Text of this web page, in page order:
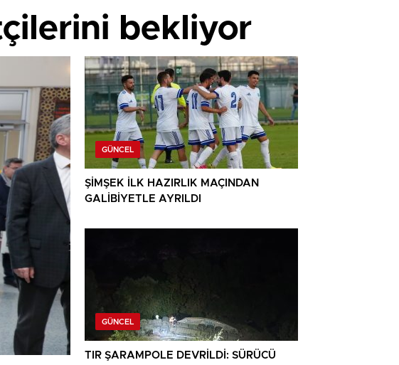
bekliyor
GÜNCEL
ŞİMŞEK İLK HAZIRLIK MAÇINDAN
GALİBİYETLE AYRILDI
GÜNCEL
TIR ŞARAMPOLE DEVRİLDİ: SÜRÜCÜ